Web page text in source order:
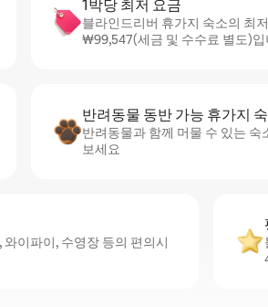
1박당 최저 요금
블라인드리버 휴가지 숙소의 최
₩99,547(세금 및 수수료 별도)입
반려동물 동반 가능 휴가지
반려동물과 함께 머물 수 있는 숙
보세요
이파이, 수영장 등의 편의시